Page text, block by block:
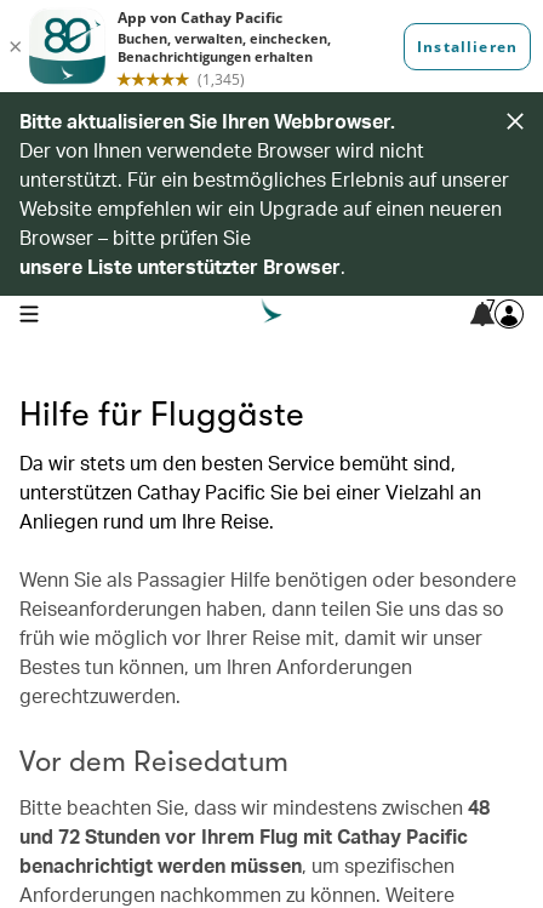
Bitte aktualisieren Sie Ihren Webbrowser.
Der von Ihnen verwendete Browser wird nicht
unterstützt. Für ein bestmögliches Erlebnis auf unserer
Website empfehlen wir ein Upgrade auf einen neueren
Browser – bitte prüfen Sie
unsere Liste unterstützter Browser.
open navigation menu 7
Hilfe für Fluggäste
Da wir stets um den besten Service bemüht sind,
unterstützen Cathay Pacific Sie bei einer Vielzahl an
Anliegen rund um Ihre Reise.
Wenn Sie als Passagier Hilfe benötigen oder besondere
Reiseanforderungen haben, dann teilen Sie uns das so
früh wie möglich vor Ihrer Reise mit, damit wir unser
Bestes tun können, um Ihren Anforderungen
gerechtzuwerden.
Vor dem Reisedatum
Bitte beachten Sie, dass wir mindestens zwischen 48
und 72 Stunden vor Ihrem Flug mit Cathay Pacific
benachrichtigt werden müssen, um spezifischen
Anforderungen nachkommen zu können. Weitere